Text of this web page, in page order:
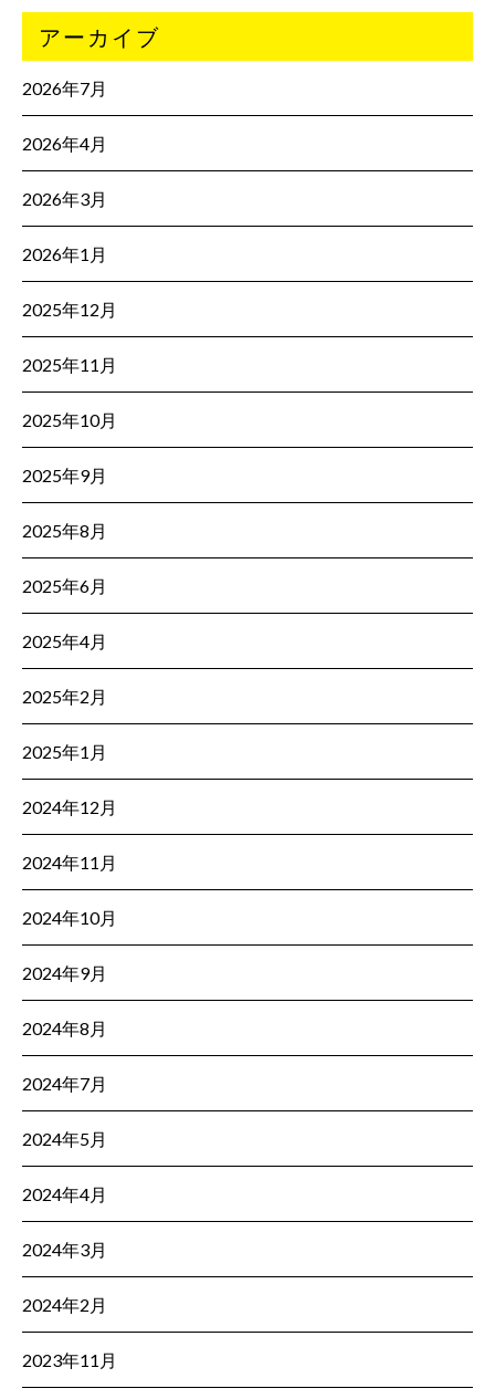
アーカイブ
2026年7月
2026年4月
2026年3月
2026年1月
2025年12月
2025年11月
2025年10月
2025年9月
2025年8月
2025年6月
2025年4月
2025年2月
2025年1月
2024年12月
2024年11月
2024年10月
2024年9月
2024年8月
2024年7月
2024年5月
2024年4月
2024年3月
2024年2月
2023年11月